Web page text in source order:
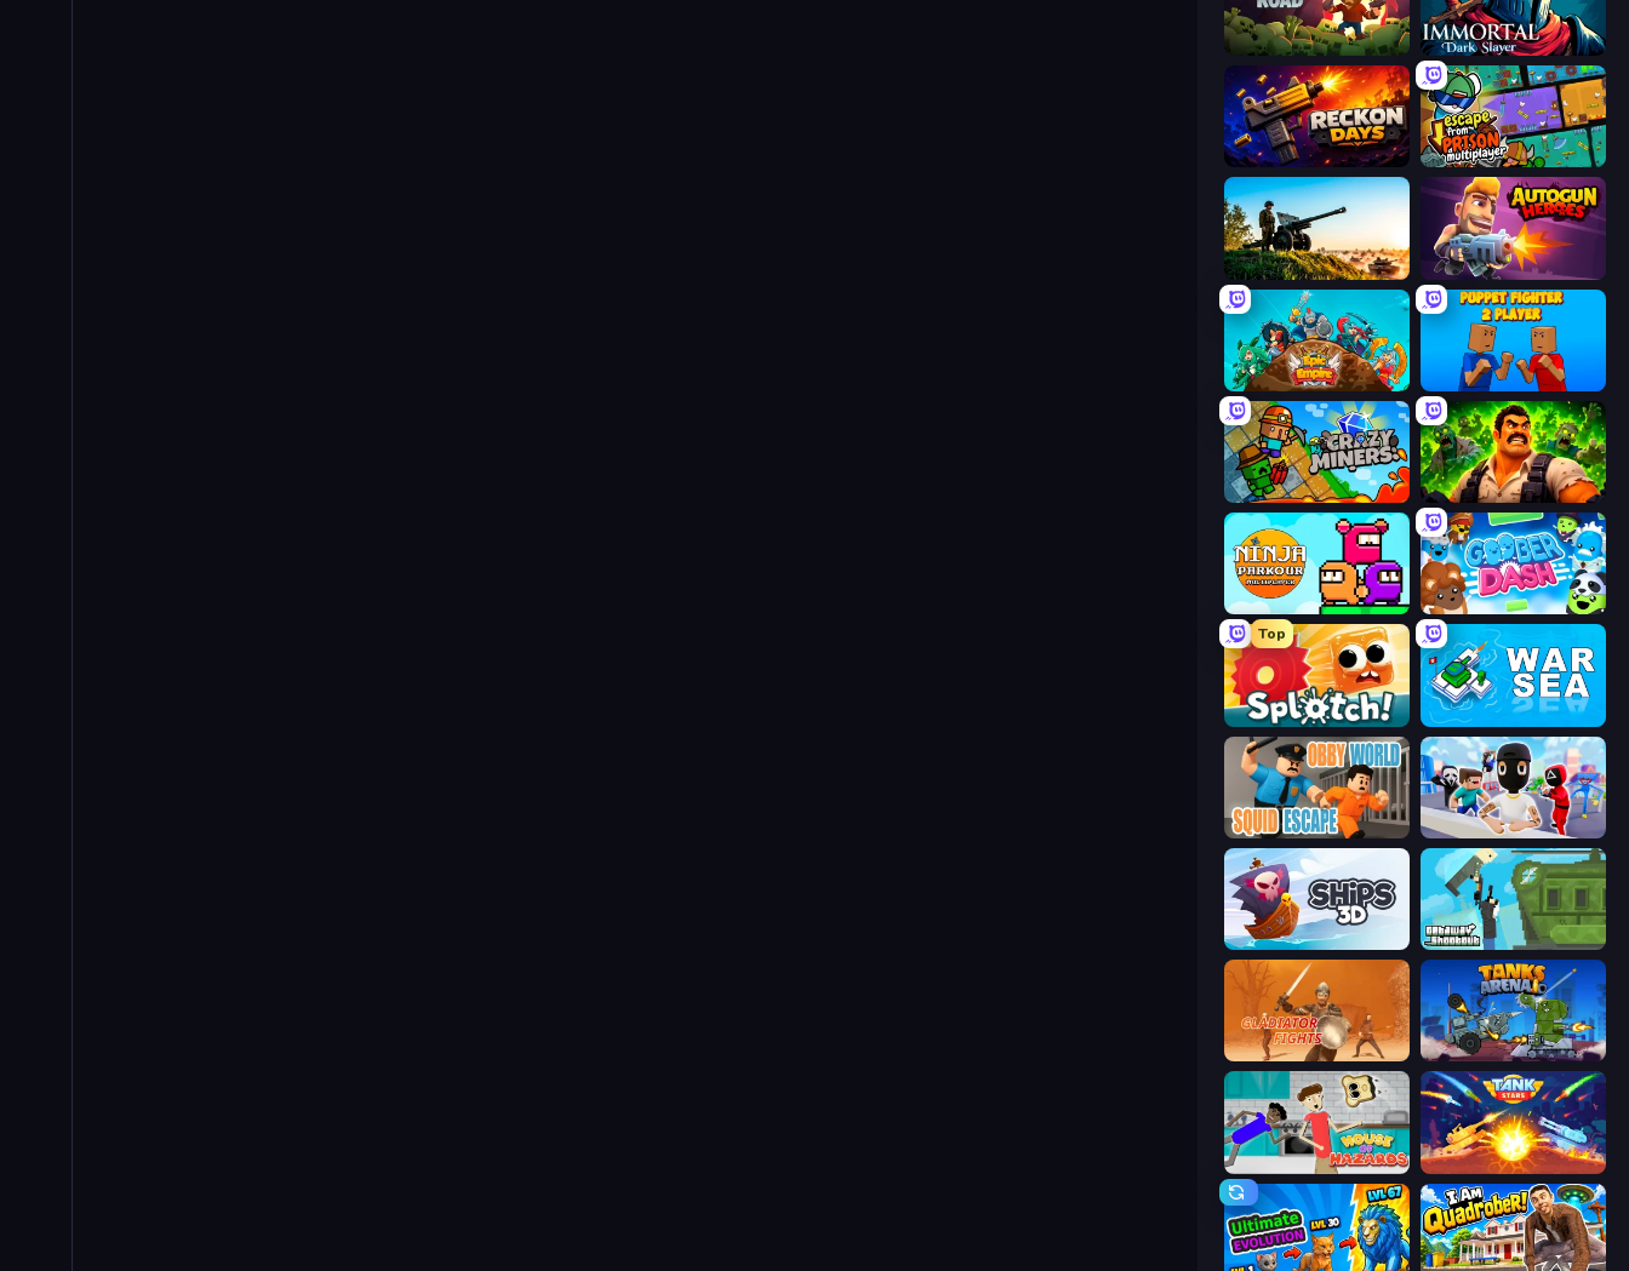
Zombie Road Immortal: Dark Slayer
Reckon Days Escape From Prison Multiplayer
Artillery Vs Tanks Autogun Heroes
Epic Empire: Tower Defense Puppet Fighter 2 Player
Crazy Miners Zombie Lab Escape
Ninja Parkour Multiplayer Goober Dash
Top
Splotch! War Sea
Ships 3D Getaway Shootout
Gladiator Fights Tanks Arena io: Craft & Combat
House of Hazards Tank Stars